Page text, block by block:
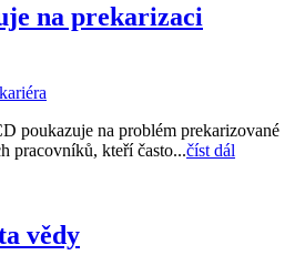
na prekarizaci
kariéra
poukazuje na problém prekarizované
pracovníků, kteří často...číst dál
vědy